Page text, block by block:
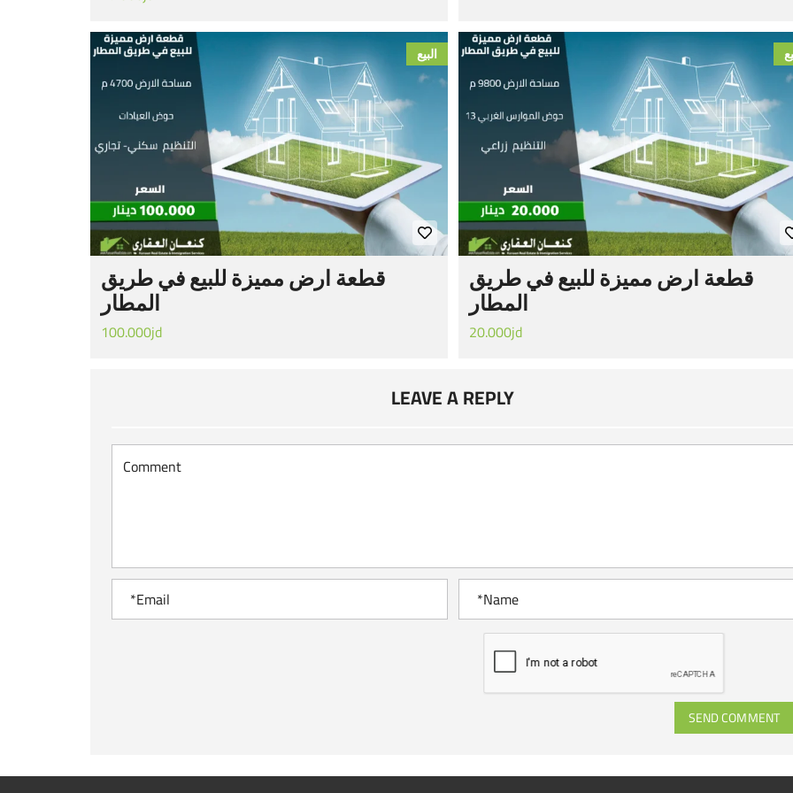
قطعة ارض مميزة للبيع في طريق
المطار
20.000jd
البيع
قطعة ارض مميزة للبيع في طريق
المطار
100.000jd
LEAVE A REPLY
SEND COMMENT